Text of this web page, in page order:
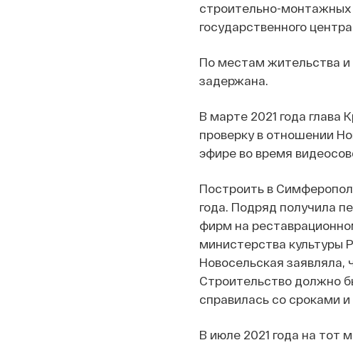
строительно-монтажных
государственного
По местам жительства
задержана.
В марте 2021 года глава
проверку в отношении
эфире во время
Построить в
года. Подряд получила
фирм на
министерства культуры
Новосельская заявляла,
Строительство должно
справилась со сроками
В июле 2021 года на тот